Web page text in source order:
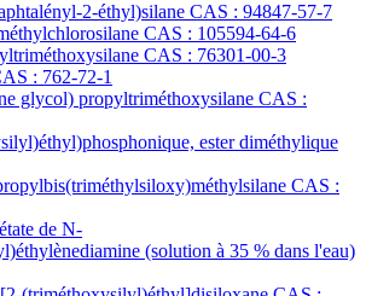
2-éthyl)silane CAS : 94847-57-7
CAS : 105594-64-6
CAS : 76301-00-3
: 762-72-1
glycol) propyltriméthoxysilane CAS :
ester diméthylique
CAS :
de N-
(solution à 35 % dans l'eau)